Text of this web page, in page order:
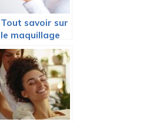
Tout savoir sur
le maquillage
permanent